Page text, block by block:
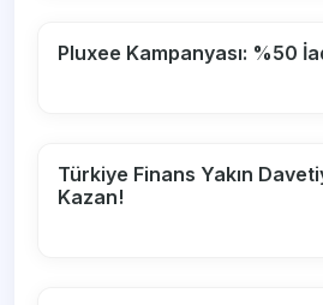
Pluxee Kampanyası: %50
Türkiye Finans Yakın
Kazan!